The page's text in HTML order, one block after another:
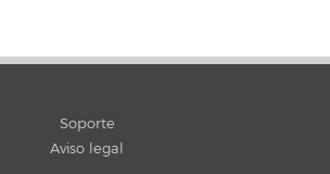
Soporte
Aviso legal